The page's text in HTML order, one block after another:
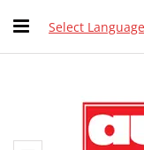
Select Language